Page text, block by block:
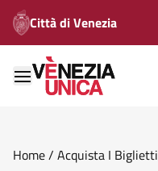
Città di Venezia
Home/ Acquista I Biglietti